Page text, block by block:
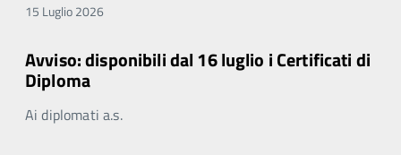
15 Luglio 2026
Avviso: disponibili dal 16 luglio i Certificati di
Diploma
Ai diplomati a.s.